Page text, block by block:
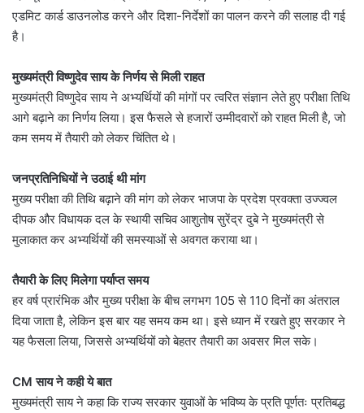
एडमिट कार्ड डाउनलोड करने और दिशा-निर्देशों का पालन करने की सलाह दी गई
है।
मुख्यमंत्री विष्णुदेव साय के निर्णय से मिली राहत
मुख्यमंत्री विष्णुदेव साय ने अभ्यर्थियों की मांगों पर त्वरित संज्ञान लेते हुए परीक्षा तिथि
आगे बढ़ाने का निर्णय लिया। इस फैसले से हजारों उम्मीदवारों को राहत मिली है, जो
कम समय में तैयारी को लेकर चिंतित थे।
जनप्रतिनिधियों ने उठाई थी मांग
मुख्य परीक्षा की तिथि बढ़ाने की मांग को लेकर भाजपा के प्रदेश प्रवक्ता उज्ज्वल
दीपक और विधायक दल के स्थायी सचिव आशुतोष सुरेंद्र दुबे ने मुख्यमंत्री से
मुलाकात कर अभ्यर्थियों की समस्याओं से अवगत कराया था।
तैयारी के लिए मिलेगा पर्याप्त समय
हर वर्ष प्रारंभिक और मुख्य परीक्षा के बीच लगभग 105 से 110 दिनों का अंतराल
दिया जाता है, लेकिन इस बार यह समय कम था। इसे ध्यान में रखते हुए सरकार ने
यह फैसला लिया, जिससे अभ्यर्थियों को बेहतर तैयारी का अवसर मिल सके।
CM साय ने कही ये बात
मुख्यमंत्री साय ने कहा कि राज्य सरकार युवाओं के भविष्य के प्रति पूर्णतः प्रतिबद्ध